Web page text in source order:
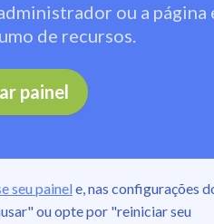
ou a página
de recursos.
painel .
seu painel e, nas configurações
ou opte por "reiniciar seu